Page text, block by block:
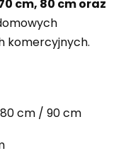
cm, 80 cm oraz
komercyjnych.
cm / 90 cm